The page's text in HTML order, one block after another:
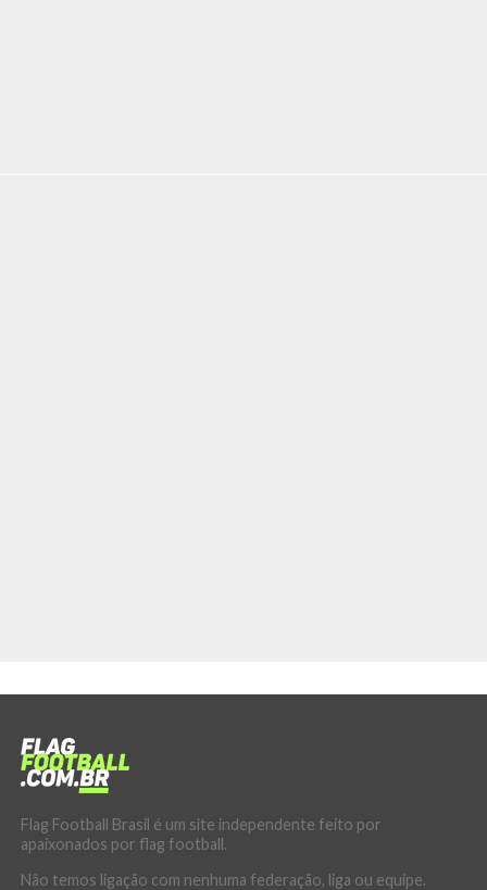
Flag Football Brasil é um site independente feito por
apaixonados por flag football.
Não temos ligação com nenhuma federação, liga ou equipe.